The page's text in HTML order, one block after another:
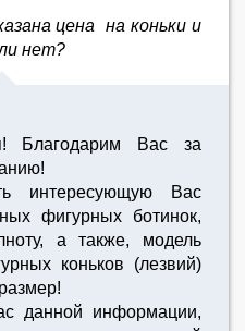
цена на коньки и
нет?
Благодарим Вас за
интересующую Вас
фигурных ботинок,
а также, модель
коньков (лезвий)
данной информации,